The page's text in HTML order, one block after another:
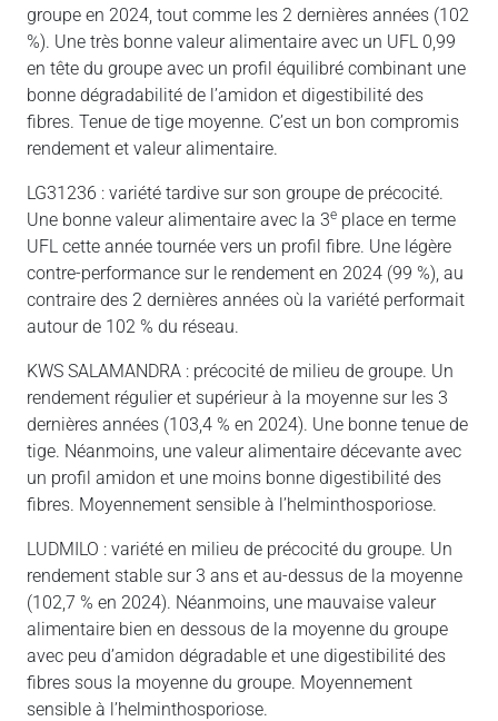
groupe en 2024, tout comme les 2 dernières années (102
%). Une très bonne valeur alimentaire avec un UFL 0,99
en tête du groupe avec un profil équilibré combinant une
bonne dégradabilité de l’amidon et digestibilité des
fibres. Tenue de tige moyenne. C’est un bon compromis
rendement et valeur alimentaire.
LG31236 : variété tardive sur son groupe de précocité.
Une bonne valeur alimentaire avec la 3e place en terme
UFL cette année tournée vers un profil fibre. Une légère
contre-performance sur le rendement en 2024 (99 %), au
contraire des 2 dernières années où la variété performait
autour de 102 % du réseau.
KWS SALAMANDRA : précocité de milieu de groupe. Un
rendement régulier et supérieur à la moyenne sur les 3
dernières années (103,4 % en 2024). Une bonne tenue de
tige. Néanmoins, une valeur alimentaire décevante avec
un profil amidon et une moins bonne digestibilité des
fibres. Moyennement sensible à l’helminthosporiose.
LUDMILO : variété en milieu de précocité du groupe. Un
rendement stable sur 3 ans et au-dessus de la moyenne
(102,7 % en 2024). Néanmoins, une mauvaise valeur
alimentaire bien en dessous de la moyenne du groupe
avec peu d’amidon dégradable et une digestibilité des
fibres sous la moyenne du groupe. Moyennement
sensible à l’helminthosporiose.